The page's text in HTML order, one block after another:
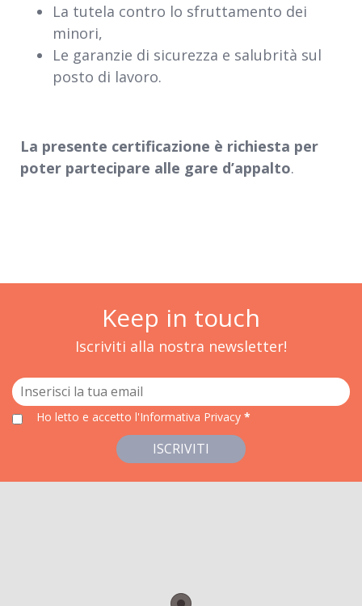
La tutela contro lo sfruttamento dei
minori,
Le garanzie di sicurezza e salubrità sul
posto di lavoro.
La presente certificazione è richiesta per
poter partecipare alle gare d’appalto.
Keep in touch
Iscriviti alla nostra newsletter!
ISCRIVITI
Ho letto e accetto l'Informativa Privacy *